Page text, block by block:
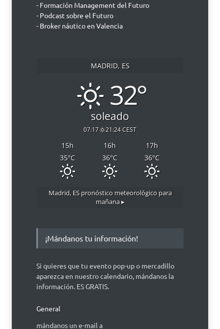
- Formación Management del Futuro
- Podcast sobre el Futuro
- Broker náutico en Valencia
MADRID, ES
32°
soleado
07:17 21:24 CEST
15h 16h 17h
35°C 36°C 36°C
Madrid, ESpronóstico meteorológico para
mañana ▸
¡Mándanos tu información!
Si quieres que tu evento pop-up o mercadillo
aparezca en nuestro calendario, mándanos la
información. ES GRATIS.
General
mándanos un e-mail a